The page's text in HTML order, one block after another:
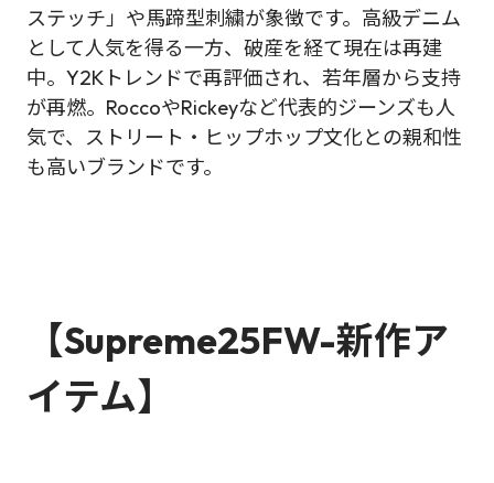
ステッチ」や馬蹄型刺繍が象徴です。高級デニム
として人気を得る一方、破産を経て現在は再建
中。Y2Kトレンドで再評価され、若年層から支持
が再燃。RoccoやRickeyなど代表的ジーンズも人
気で、ストリート・ヒップホップ文化との親和性
も高いブランドです。
【Supreme25FW-新作ア
イテム】